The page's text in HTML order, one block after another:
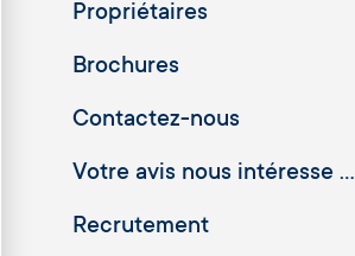
Propriétaires
Brochures
Contactez-nous
Votre avis nous intéresse ...
Recrutement